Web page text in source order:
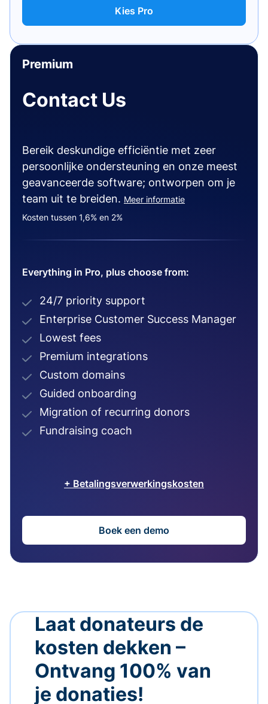
Kies Pro
Premium
Contact Us
Bereik deskundige efficiëntie met zeer
persoonlijke ondersteuning en onze meest
geavanceerde software; ontworpen om je
team uit te breiden. Meer informatie
Kosten tussen 1,6% en 2%
Everything in Pro, plus choose from:
24/7 priority support
Enterprise Customer Success Manager
Lowest fees
Premium integrations
Custom domains
Guided onboarding
Migration of recurring donors
Fundraising coach
+ Betalingsverwerkingskosten
Boek een demo
Laat donateurs de
kosten dekken –
Ontvang 100% van
je donaties!